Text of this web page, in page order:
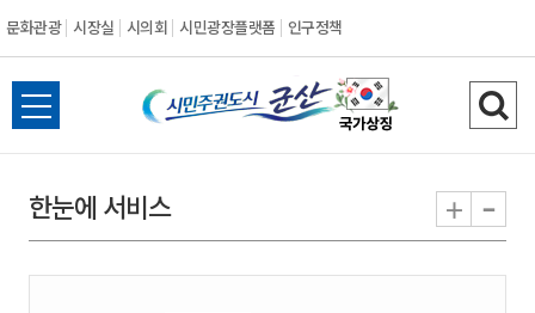
문화관광 시장실 시의회 시민광장플랫폼 인구정책
시
민
권
전
체
뉴
열
검
색
기
한눈에 서비스 + -